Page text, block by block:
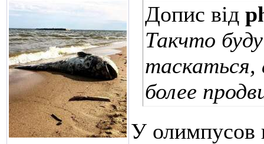
Допис від
Такчто
более
У олимпусов